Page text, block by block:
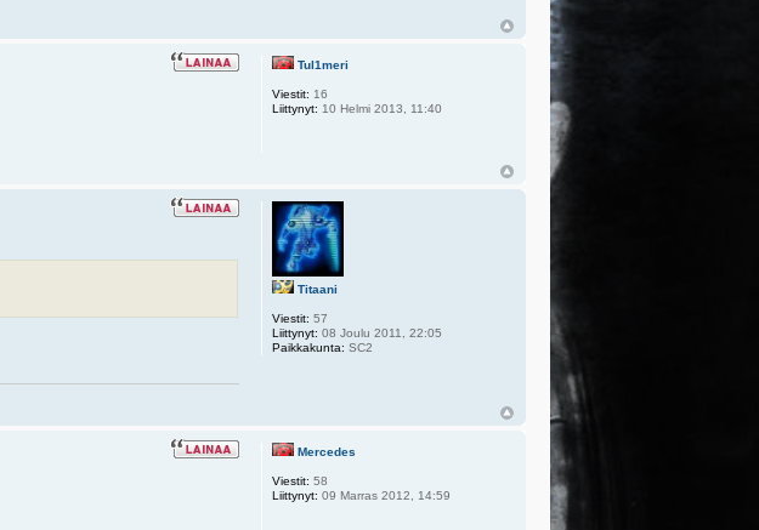
Tul1meri
Viestit: 16
Liittynyt: 10 Helmi 2013, 11:40
Titaani
Viestit: 57
Liittynyt: 08 Joulu 2011, 22:05
Paikkakunta: SC2
Mercedes
Viestit: 58
Liittynyt: 09 Marras 2012, 14:59